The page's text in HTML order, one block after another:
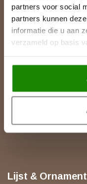
partners voor social
partners kunnen
informatie die u aan
verzameld op basis
Heeft u een vraag over
klantenservicepagina
ons op te nemen.
Blijf op de hoogte over
Lijst & Ornament